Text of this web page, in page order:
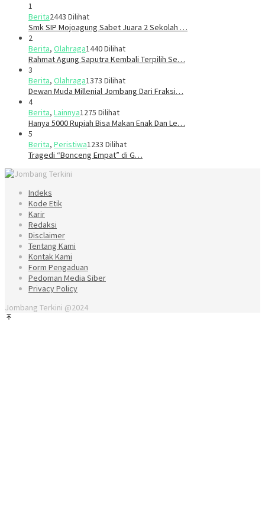
1
Berita2443 Dilihat
Smk SIP Mojoagung Sabet Juara 2 Sekolah …
2
Berita, Olahraga1440 Dilihat
Rahmat Agung Saputra Kembali Terpilih Se…
3
Berita, Olahraga1373 Dilihat
Dewan Muda Millenial Jombang Dari Fraksi…
4
Berita, Lainnya1275 Dilihat
Hanya 5000 Rupiah Bisa Makan Enak Dan Le…
5
Berita, Peristiwa1233 Dilihat
Tragedi “Bonceng Empat” di G…
Indeks
Kode Etik
Karir
Redaksi
Disclaimer
Tentang Kami
Kontak Kami
Form Pengaduan
Pedoman Media Siber
Privacy Policy
Jombang Terkini @2024